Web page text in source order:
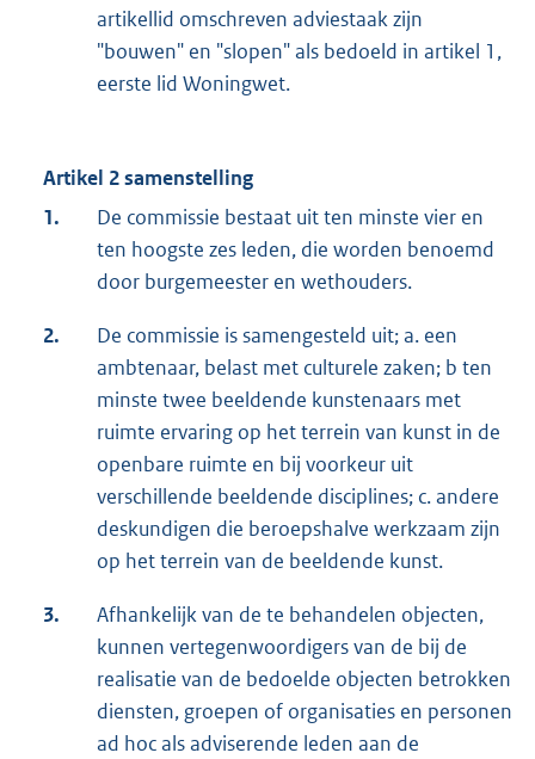
artikellid omschreven adviestaak zijn
"bouwen" en "slopen" als bedoeld in artikel 1,
eerste lid Woningwet.
Artikel 2 samenstelling
1.
De commissie bestaat uit ten minste vier en
ten hoogste zes leden, die worden benoemd
door burgemeester en wethouders.
2.
De commissie is samengesteld uit; a. een
ambtenaar, belast met culturele zaken; b ten
minste twee beeldende kunstenaars met
ruimte ervaring op het terrein van kunst in de
openbare ruimte en bij voorkeur uit
verschillende beeldende disciplines; c. andere
deskundigen die beroepshalve werkzaam zijn
op het terrein van de beeldende kunst.
3.
Afhankelijk van de te behandelen objecten,
kunnen vertegenwoordigers van de bij de
realisatie van de bedoelde objecten betrokken
diensten, groepen of organisaties en personen
ad hoc als adviserende leden aan de